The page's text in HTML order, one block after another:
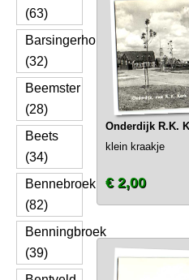
(63)
Barsingerhorn
(32)
Beemster
(28)
Beets
(34)
Bennebroek
(82)
Benningbroek
(39)
Onderdijk R.K.
klein kraakje
€ 2,00